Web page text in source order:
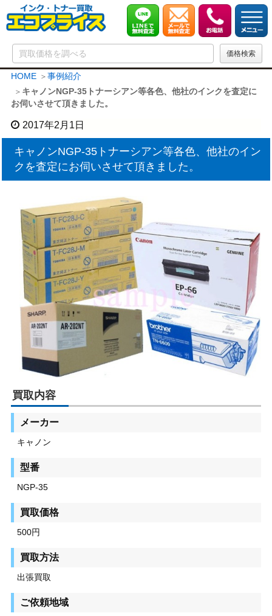
HOME
事例紹介
キャノンNGP-35トナーシアン等各色、他社のインクを査定に
お伺いさせて頂きました。
2017年2月1日
キャノンNGP-35トナーシアン等各色、他社のイン
クを査定にお伺いさせて頂きました。
買取内容
メーカー
キャノン
型番
NGP-35
買取価格
500円
買取方法
出張買取
ご依頼地域